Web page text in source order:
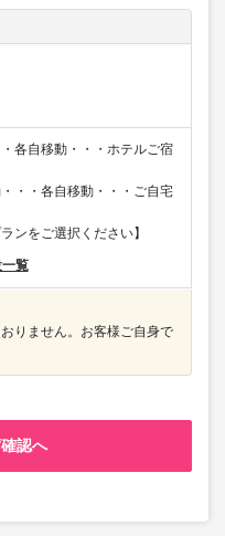
各自移動・・・ホテルご宿
・・各自移動・・・ご自宅
ンをご選択ください】
覧
りません。お客様ご自身で
認へ